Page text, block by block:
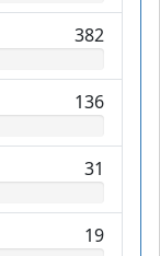
382
136
31
19